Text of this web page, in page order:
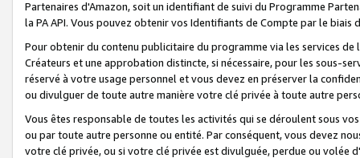
Partenaires d'Amazon, soit un identifiant de suivi du Programme
la PA API. Vous pouvez obtenir vos Identifiants de Compte par le biais
Pour obtenir du contenu publicitaire du programme via les services
Créateurs et une approbation distincte, si nécessaire, pour les sous-
réservé à votre usage personnel et vous devez en préserver la
ou divulguer de toute autre manière votre clé privée à toute autre
Vous êtes responsable de toutes les activités qui se déroulent sous
ou par toute autre personne ou entité. Par conséquent, vous devez
votre clé privée, ou si votre clé privée est divulguée, perdue ou volée